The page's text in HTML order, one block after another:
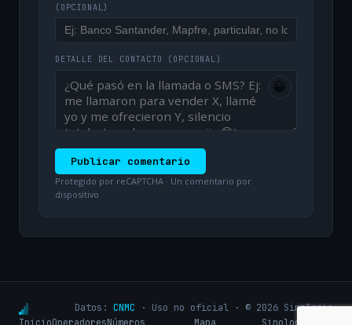
(OPCIONAL)
DETALLE DEL CONTACTO (OPCIONAL)
😀
Publicar comentario
Protegido por reCAPTCHA · Un comentario por
dispositivo
Datos: CNMC · Uso no oficial · © 2026 Sinologic